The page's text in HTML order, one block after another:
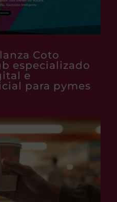
Coto
especializado
e
para pymes